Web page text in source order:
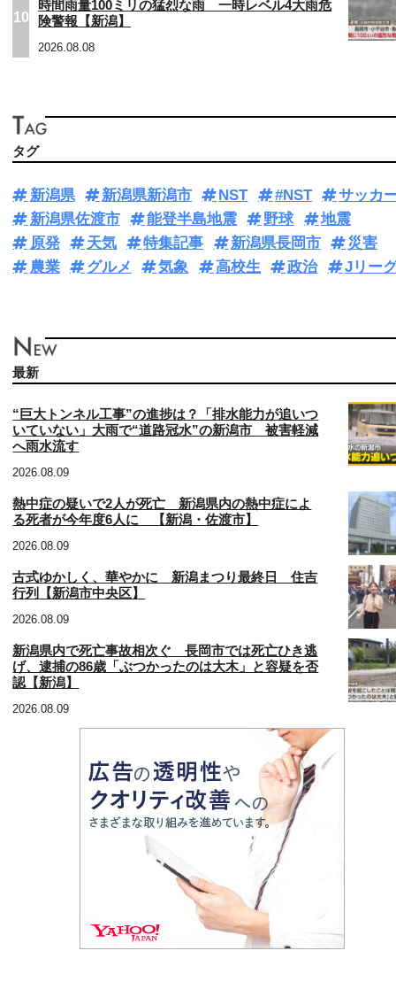
10
時間雨量100ミリの猛烈な雨 一時レベル4大雨危
険警報【新潟】
2026.08.08
タグ
新潟県 新潟県新潟市 NST #NST
サッカ
新潟県佐渡市
能登半島地震 野球
地震
原発
天気 特集記事 新潟県長岡市
災害
農業
グルメ 気象 高校生 政治 Jリー
最新
“巨大トンネル工事”の進捗は？「排水能力が追いつ
いていない」大雨で“道路冠水”の新潟市 被害軽減
へ雨水流す
2026.08.09
熱中症の疑いで2人が死亡 新潟県内の熱中症によ
る死者が今年度6人に 【新潟・佐渡市】
2026.08.09
古式ゆかしく、華やかに 新潟まつり最終日 住吉
行列【新潟市中央区】
2026.08.09
新潟県内で死亡事故相次ぐ 長岡市では死亡ひき逃
げ、逮捕の86歳「ぶつかったのは大木」と容疑を否
認【新潟】
2026.08.09